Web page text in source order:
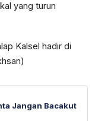
yang turun
Kalsel hadir di
Jangan Bacakut